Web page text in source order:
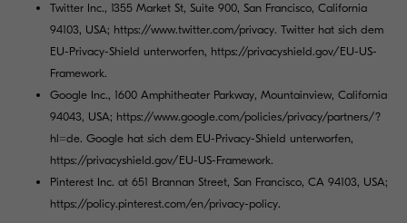
Twitter Inc., 1355 Market St, Suite 900, San Francisco, California
94103, USA; https://www.twitter.com/privacy. Twitter hat sich dem
EU-Privacy-Shield unterworfen, https://privacyshield.gov/EU-US-
Framework.
Google Inc., 1600 Amphitheater Parkway, Mountainview, California
94043, USA; https://www.google.com/policies/privacy/partners/?
hl=de. Google hat sich dem EU-Privacy-Shield unterworfen,
https://privacyshield.gov/EU-US-Framework.
Pinterest Inc. at 651 Brannan Street, San Francisco, CA 94103, USA;
https://policy.pinterest.com/en/privacy-policy.